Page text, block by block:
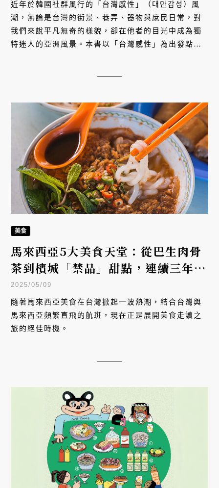
近年於韓國社群風行的「台灣感性」（대만감성）風
潮，無論是台灣的街景、巷弄、器物與庶民日常，對
我們來說平凡無奇的樣貌，卻在他者的目光中成為獨
特迷人的亞洲風景。本書以「台灣感性」為出發點，
美食
馬來西亞5大美食天堂：從巴生肉骨
茶到檳城「禁品」甜點，連續三年獲
必比登的隱藏版美食
2025/05/09
隨著馬來西亞美食在台灣掀起一波熱潮，結合台灣與
馬來西亞頻繁直飛的航班，現在正是展開美食走讀之
旅的絕佳時機。